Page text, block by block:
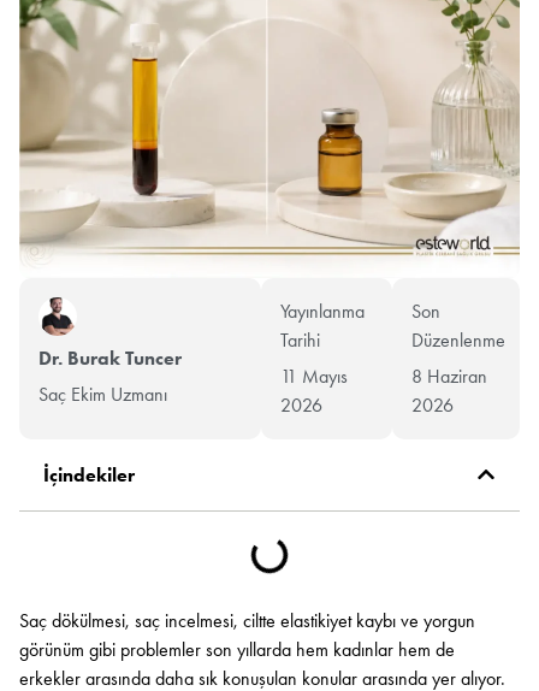
Dr. Burak Tuncer
Saç Ekim Uzmanı
Yayınlanma
Tarihi
11 Mayıs
2026
Son
Düzenlenme
8 Haziran
2026
İçindekiler
Saç dökülmesi, saç incelmesi, ciltte elastikiyet kaybı ve yorgun
görünüm gibi problemler son yıllarda hem kadınlar hem de
erkekler arasında daha sık konuşulan konular arasında yer alıyor.